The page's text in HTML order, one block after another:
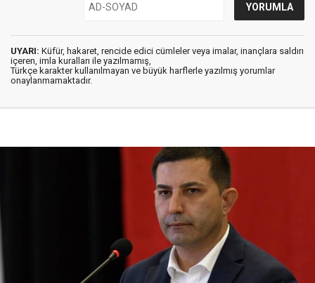
UYARI: Küfür, hakaret, rencide edici cümleler veya imalar, inançlara saldırı
içeren, imla kuralları ile yazılmamış,
Türkçe karakter kullanılmayan ve büyük harflerle yazılmış yorumlar
onaylanmamaktadır.